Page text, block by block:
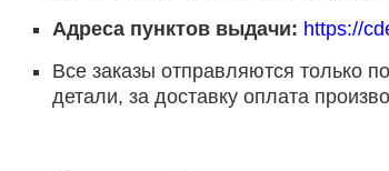
Адреса пунктов выдачи: https://
Все заказы отправляются только
детали, за доставку оплата